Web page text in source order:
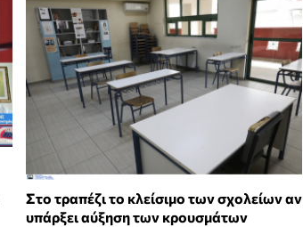
Στο τραπέζι το κλείσιμο των σχολείων αν
υπάρξει αύξηση των κρουσμάτων